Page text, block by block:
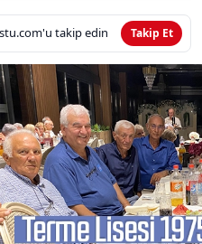
takip edin Takip Et